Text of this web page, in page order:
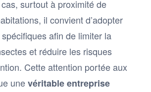
surtout à proximité de
il convient d’adopter
afin de limiter la
et réduire les risques
Cette attention portée aux
unevéritable entreprise